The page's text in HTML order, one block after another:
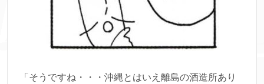
「そうですね・・・沖縄とはいえ離島の酒造所あり